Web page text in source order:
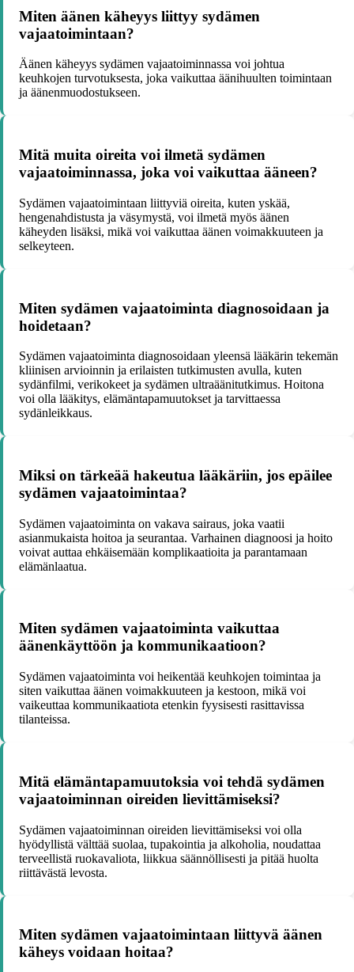
Miten äänen käheyys liittyy sydämen
vajaatoimintaan?
Äänen käheyys sydämen vajaatoiminnassa voi johtua
keuhkojen turvotuksesta, joka vaikuttaa äänihuulten toimintaan
ja äänenmuodostukseen.
Mitä muita oireita voi ilmetä sydämen
vajaatoiminnassa, joka voi vaikuttaa ääneen?
Sydämen vajaatoimintaan liittyviä oireita, kuten yskää,
hengenahdistusta ja väsymystä, voi ilmetä myös äänen
käheyden lisäksi, mikä voi vaikuttaa äänen voimakkuuteen ja
selkeyteen.
Miten sydämen vajaatoiminta diagnosoidaan ja
hoidetaan?
Sydämen vajaatoiminta diagnosoidaan yleensä lääkärin tekemän
kliinisen arvioinnin ja erilaisten tutkimusten avulla, kuten
sydänfilmi, verikokeet ja sydämen ultraäänitutkimus. Hoitona
voi olla lääkitys, elämäntapamuutokset ja tarvittaessa
sydänleikkaus.
Miksi on tärkeää hakeutua lääkäriin, jos epäilee
sydämen vajaatoimintaa?
Sydämen vajaatoiminta on vakava sairaus, joka vaatii
asianmukaista hoitoa ja seurantaa. Varhainen diagnoosi ja hoito
voivat auttaa ehkäisemään komplikaatioita ja parantamaan
elämänlaatua.
Miten sydämen vajaatoiminta vaikuttaa
äänenkäyttöön ja kommunikaatioon?
Sydämen vajaatoiminta voi heikentää keuhkojen toimintaa ja
siten vaikuttaa äänen voimakkuuteen ja kestoon, mikä voi
vaikeuttaa kommunikaatiota etenkin fyysisesti rasittavissa
tilanteissa.
Mitä elämäntapamuutoksia voi tehdä sydämen
vajaatoiminnan oireiden lievittämiseksi?
Sydämen vajaatoiminnan oireiden lievittämiseksi voi olla
hyödyllistä välttää suolaa, tupakointia ja alkoholia, noudattaa
terveellistä ruokavaliota, liikkua säännöllisesti ja pitää huolta
riittävästä levosta.
Miten sydämen vajaatoimintaan liittyvä äänen
käheys voidaan hoitaa?